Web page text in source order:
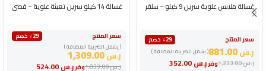
غسالة ملابس علوية سرين 9 كيلو – سلفر
سعر المنتج
٪29 خصم
( يشمل الضريبة المضافة )
ر.س
وفرر.س ر.س1,233.00
غسالة 14 كيلو سرين تعبئة علوية – فضي
سعر المنتج
٪29 خصم
( يشمل الضريبة المضافة )
ر.س1,309.00
وفرر.س ر.س1,833.00